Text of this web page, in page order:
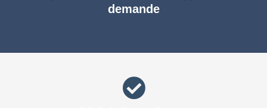
demande